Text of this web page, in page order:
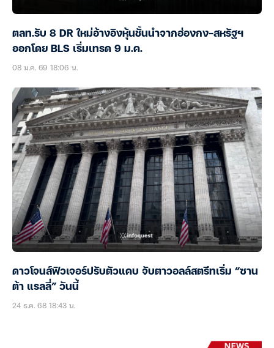
ตลท.รับ 8 DR ใหม่อ้างอิงหุ้นชั้นนำจากฮ่องกง-สหรัฐฯ
ออกโดย BLS เริ่มเทรด 9 ม.ค.
08 ม.ค. 69 18:06 น.
ดาวโจนส์ฟิวเจอร์ปรับตัวแคบ จับตาวอลล์สตรีทเริ่ม “ซาน
ต้า แรลลี่” วันนี้
24 ธ.ค. 68 18:43 น.